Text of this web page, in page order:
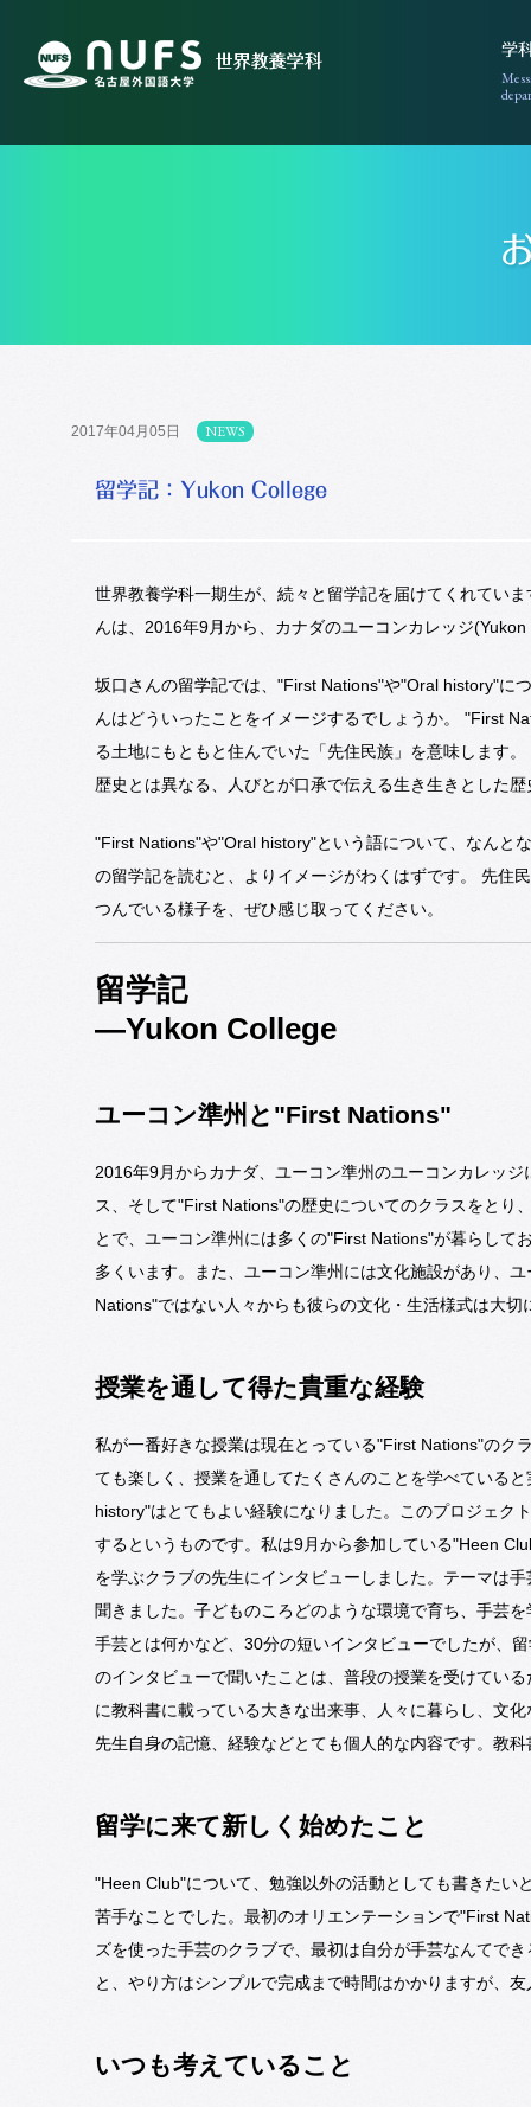
学
留学記：Yukon College
2017年04月05日 NEWS
世界教養学科一期生が、続々と留学記を届けてくれてい
んは、2016年9月から、カナダのユーコンカレッジ
坂口さんの留学記では、"First Nations"や"Oral history"に
んはどういったことをイメージするでしょうか。 "First
る土地にもともと住んでいた「先住民族」を意味します
歴史とは異なる、人びとが口承で伝える生き生きとした
"First Nations"や"Oral history"という語について、なんと
の留学記を読むと、よりイメージがわくはずです。 先住
つんでいる様子を、ぜひ感じ取ってください。
留学記
―Yukon College
ユーコン準州と"First Nations"
2016年9月からカナダ、ユーコン準州のユーコンカレッ
ス、そして"First Nations"の歴史についてのクラスをと
とで、ユーコン準州には多くの"First Nations"が暮らして
多くいます。また、ユーコン準州には文化施設があり、
Nations"ではない人々からも彼らの文化・生活様式は大
授業を通して得た貴重な経験
私が一番好きな授業は現在とっている"First Nations"のク
ても楽しく、授業を通してたくさんのことを学べている
history"はとてもよい経験になりました。このプロジェク
するというものです。私は9月から参加している"Heen
を学ぶクラブの先生にインタビューしました。テーマは
聞きました。子どものころどのような環境で育ち、手芸
手芸とは何かなど、30分の短いインタビューでしたが、
のインタビューで聞いたことは、普段の授業を受けてい
に教科書に載っている大きな出来事、人々に暮らし、文
先生自身の記憶、経験などとても個人的な内容です。教
留学に来て新しく始めたこと
"Heen Club"について、勉強以外の活動としても書きたい
苦手なことでした。最初のオリエンテーションで"First
ズを使った手芸のクラブで、最初は自分が手芸なんてで
と、やり方はシンプルで完成まで時間はかかりますが、
いつも考えていること